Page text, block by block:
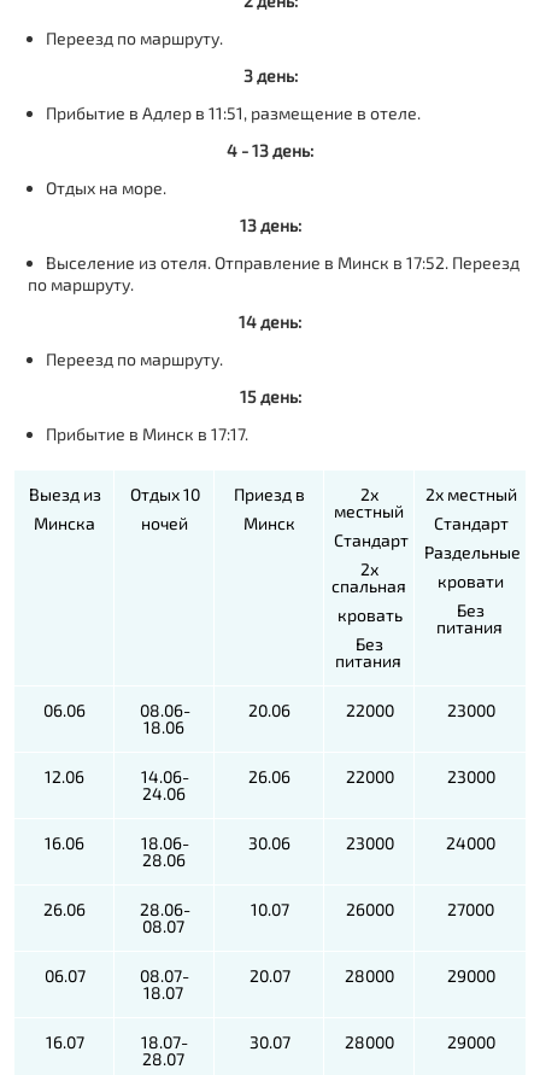
Переезд по маршруту.
3 день:
Прибытие в Адлер в 11:51, размещение в отеле.
4 - 13 день:
Отдых на море.
13 день:
Выселение из отеля. Отправление в Минск в 17:52. Переезд
по маршруту.
14 день:
Переезд по маршруту.
15 день:
Прибытие в Минск в 17:17.
Выезд из
Минска
Отдых 10
ночей
Приезд в
Минск
2х
местный
Стандарт
2х
спальная
кровать
Без
питания
2х местный
Стандарт
Раздельные
кровати
Без
питания
06.06
08.06-
18.06
20.06 22000 23000
12.06
14.06-
24.06
26.06 22000 23000
16.06
18.06-
28.06
30.06 23000 24000
26.06
28.06-
08.07
10.07 26000 27000
06.07
08.07-
18.07
20.07 28000 29000
16.07
18.07-
28.07
30.07 28000 29000